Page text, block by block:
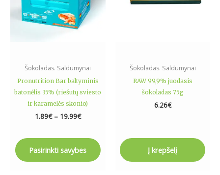
Šokoladas. Saldumynai
Pronutrition Bar baltyminis
batonėlis 35% (riešutų sviesto
ir karamelės skonio)
1.89€ – 19.99€
Pasirinkti savybes
options
may
be
product
page
Šokoladas. Saldumynai
RAW 99,9% juodasis
šokoladas 75g
6.26€
Į krepšelį